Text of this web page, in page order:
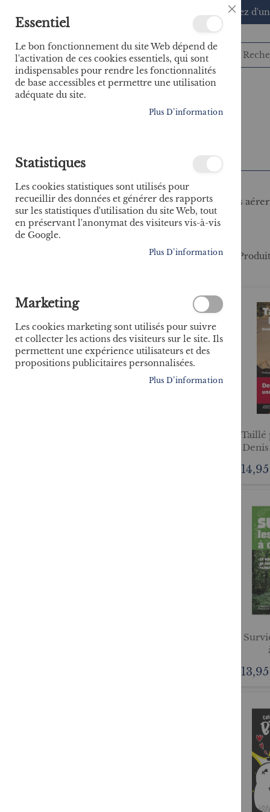
🚚 Bénéficiez
Vous souhaitez vous
Taillé
une
Close
Cookie
Essentiel
Le bon fonctionnement du site Web dépend de
l'activation de ces cookies essentiels, qui sont
indispensables pour rendre les fonctionnalités
de base accessibles et permettre une utilisation
adéquate du site.
Plus D’information
Statistiques
Les cookies statistiques sont utilisés pour
recueillir des données et générer des rapports
sur les statistiques d'utilisation du site Web, tout
en préservant l'anonymat des visiteurs vis-à-vis
de Google.
Plus D’information
Marketing
Les cookies marketing sont utilisés pour suivre
et collecter les actions des visiteurs sur le site. Ils
permettent une expérience utilisateurs et des
propositions publicitaires personnalisées.
Plus D’information